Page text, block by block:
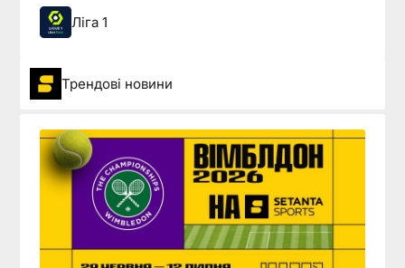
Ліга 1
Трендові новини